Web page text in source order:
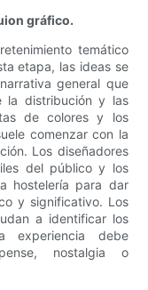
gráfico.
temático
etapa, las ideas se
general que
la distribución y las
de colores y los
comenzar con la
Los diseñadores
del público y los
hostelería para dar
y significativo. Los
a identificar los
experiencia debe
nostalgia o